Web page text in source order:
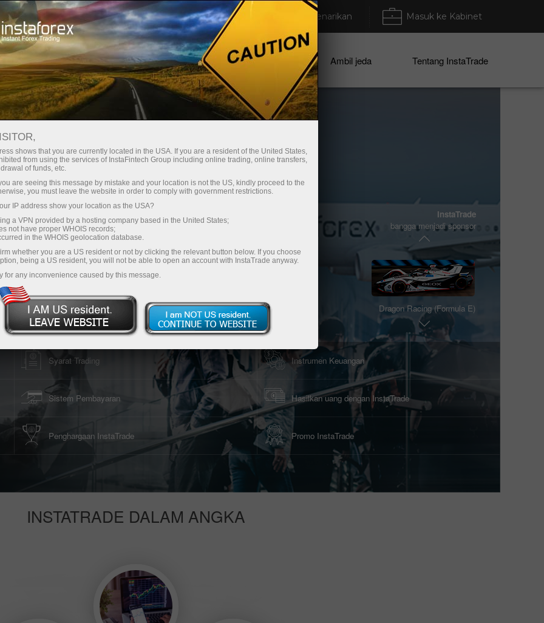
akun instan Platform Trading Deposit/Penarikan Masuk ke Kabinet
Untuk Pemula Untuk Partner Layanan Perusahaan Ambil jeda Tentang InstaTrade
saat
Metode deposit/withdrawal dana
Uang Deposit Withdrawal Uang
InstaTrade
bangga menjadi sponsor
HKM Zvolen
Dragon Racing (Formula E)
Tim Loprais InstaTrade (Dakar)
Dragon Racing (Formula E)
Syarat Trading Instrumen Keuangan
Sistem Pembayaran Hasilkan uang dengan InstaTrade
Penghargaan InstaTrade Promo InstaTrade
INSTATRADE DALAM ANGKA
shows that you are currently located in the USA. If you are a resident of the United States,
from using the services of InstaFintech Group including online trading, online transfers,
of funds, etc.
are seeing this message by mistake and your location is not the US, kindly proceed to the
you must leave the website in order to comply with government restrictions.
IP address show your location as the USA?
a VPN provided by a hosting company based in the United States;
not have proper WHOIS records;
in the WHOIS geolocation database.
whether you are a US resident or not by clicking the relevant button below. If you choose
being a US resident, you will not be able to open an account with InstaTrade anyway.
for any inconvenience caused by this message.